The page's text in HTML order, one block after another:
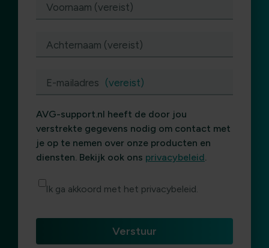
Voornaam (vereist)
Achternaam (vereist)
E-mailadres (vereist)
AVG-support.nl heeft de door jou
verstrekte gegevens nodig om contact met
je op te nemen over onze producten en
diensten. Bekijk ook ons privacybeleid
Ik ga akkoord met het privacybeleid.